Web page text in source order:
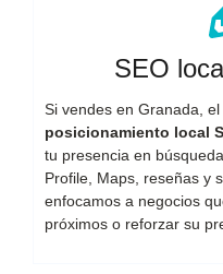
SEO
Si vendes en Granada,
posicionamiento local
tu presencia en
Profile, Maps, reseñas y
enfocamos a negocios
próximos o reforzar su